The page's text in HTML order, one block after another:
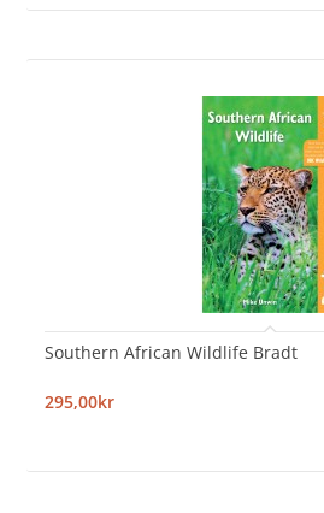
Southern African Wildlife Bradt
295,00kr